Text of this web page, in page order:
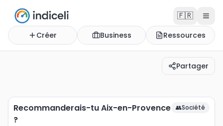
🇫🇷
Créer Business Ressources
Partager
Recommanderais-tu Aix-en-Provence ?
Recommanderais-tu Aix-en-Provence ?
Recommanderais-tu Aix-en-Provence
?
👥Société